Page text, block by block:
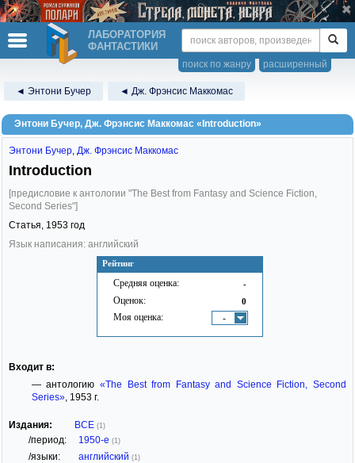
ЛАБОРАТОРИЯ
ФАНТАСТИКИ
расширенный
поиск по жанру
◄ Энтони Бучер ◄ Дж. Фрэнсис Маккомас
Энтони Бучер, Дж. Фрэнсис Маккомас «Introduction»
Рейтинг
Средняя оценка: -
Оценок: 0
Моя оценка: -
Энтони Бучер, Дж. Фрэнсис Маккомас
Introduction
[предисловие к антологии "The Best from Fantasy and Science Fiction,
Second Series"]
Статья, 1953 год
Язык написания: английский
Входит в:
— антологию «The Best from Fantasy and Science Fiction, Second
Series», 1953 г.
Издания: ВСЕ (1)
/период: 1950-е (1)
/языки: английский (1)